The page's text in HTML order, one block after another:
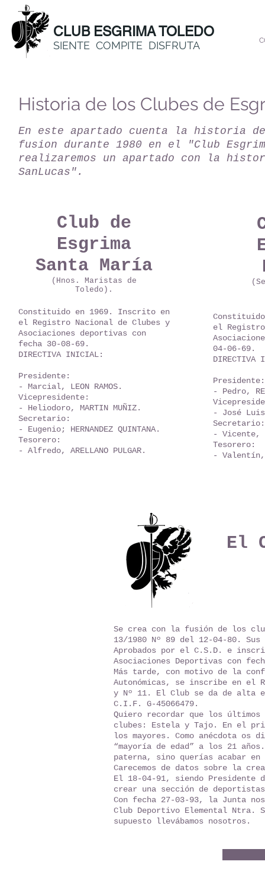
CLUB ESGRIMA TOLEDO
SIENTE COMPITE DISFRUTA
Historia de los Clubes de
En este apartado cuenta la historia
fusion durante 1980 en el "Club
realizaremos un apartado con la
SanLucas".
Club de
Esgrima
Santa María
(Hnos. Maristas de
Toledo).
Constituido en 1969. Inscrito en
el Registro Nacional de Clubes y
Asociaciones deportivas con
fecha 30-08-69.
DIRECTIVA INICIAL:
Presidente:
- Marcial, LEON RAMOS.
Vicepresidente:
- Heliodoro, MARTIN MUÑIZ.
Secretario:
- Eugenio; HERNANDEZ QUINTANA.
Tesorero:
- Alfredo, ARELLANO PULGAR.
el
04-06-69.
DIRECTIVA
Presidente:
- Pedro,
- José Luis,
Secretario:
- Vicente,
Tesorero:
- Valentín,
El
Se crea con la fusión de los
13/1980 Nº 89 del 12-04-80.
Aprobados por el C.S.D. e
Asociaciones Deportivas con
Más tarde, con motivo de la
Autonómicas, se inscribe en el
y Nº 11. El Club se da de alta
C.I.F. G-45066479.
Quiero recordar que los
clubes: Estela y Tajo. En el
los mayores. Como anécdota
“mayoría de edad” a los 21
paterna, sino querías acabar
Carecemos de datos sobre la
El 18-04-91, siendo Presidente
crear una sección de
Con fecha 27-03-93, la Junta
Club Deportivo Elemental Ntra.
supuesto llevábamos nosotros.